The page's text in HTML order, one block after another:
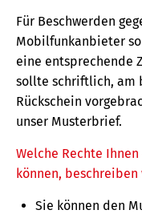
Für Beschwerden
Mobilfunkanbieter
eine entsprechende
sollte schriftlich, am
Rückschein
unser Musterbrief.
Welche Rechte
können,
Sie können den